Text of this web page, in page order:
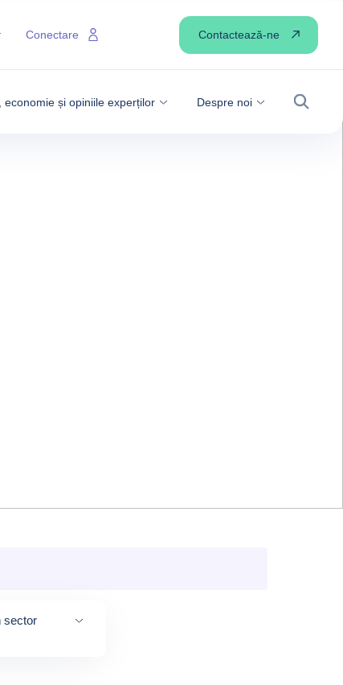
economie și opiniile experților Despre noi
Căutare
Conectare Contactează-ne
sector